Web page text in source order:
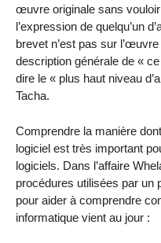
œuvre originale sans
l’expression de quelqu’un
brevet n’est pas sur
description générale de «
dire le « plus haut niveau
Tacha.
Comprendre la manière
logiciel est très important
logiciels. Dans l’affaire
procédures utilisées par un
pour aider à comprendre
informatique vient au jour :